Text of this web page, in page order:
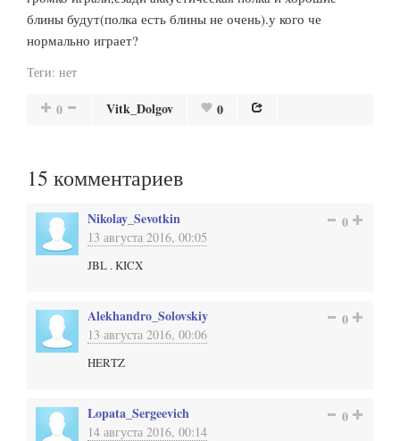
блины будут(полка есть блины не очень).у кого че
нормально играет?
Теги: нет
0 Vitk_Dolgov 0
15 комментариев
Nikolay_Sevotkin
13 августа 2016, 00:05
0
JBL . KICX
Alekhandro_Solovskiy
13 августа 2016, 00:06
0
HERTZ
Lopata_Sergeevich
14 августа 2016, 00:14
0